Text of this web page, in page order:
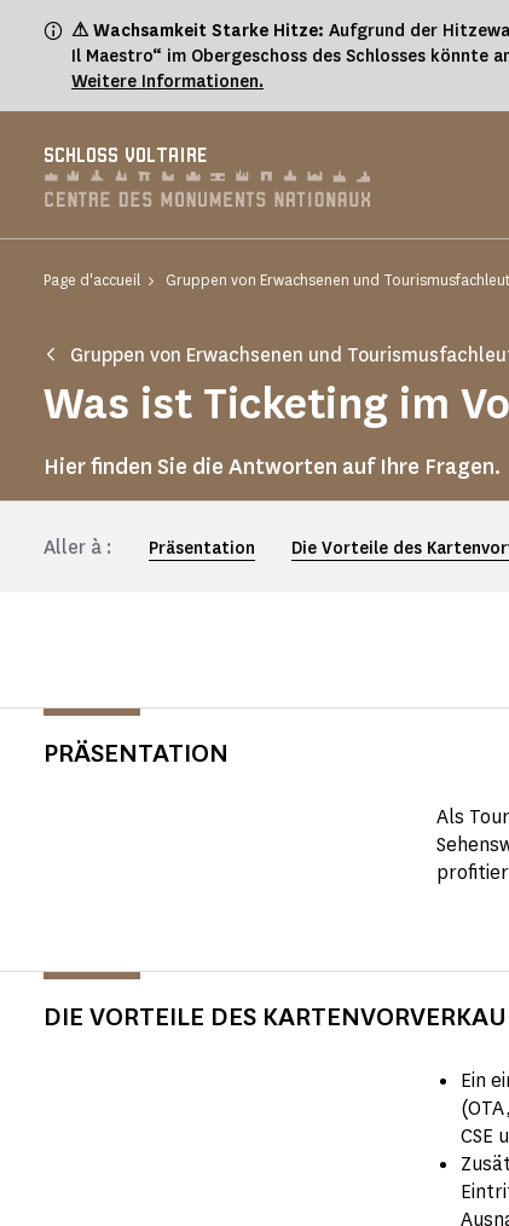
⚠ Wachsamkeit Starke Hitze: Aufgrund der
Il Maestro“ im Obergeschoss des Schlosses könnte
Weitere Informationen.
SCHLOSS VOLTAIRE
Page d'accueil Gruppen von Erwachsenen und
Gruppen von Erwachsenen und
Was ist Ticketing im
Hier finden Sie die Antworten auf Ihre Fragen.
Aller à : Präsentation Die Vorteile des
PRÄSENTATION
Als
DIE VORTEILE DES
Ein
CSE